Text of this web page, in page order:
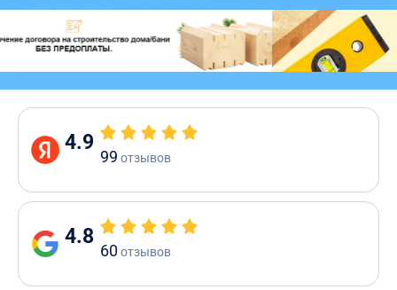
4.9
99 отзывов
4.8
60отзывов